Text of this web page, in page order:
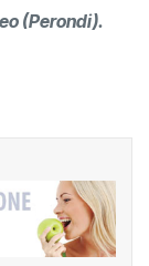
(Perondi).